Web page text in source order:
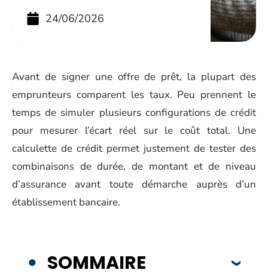
24/06/2026
Avant de signer une offre de prêt, la plupart des
emprunteurs comparent les taux. Peu prennent le
temps de simuler plusieurs configurations de crédit
pour mesurer l’écart réel sur le coût total. Une
calculette de crédit permet justement de tester des
combinaisons de durée, de montant et de niveau
d’assurance avant toute démarche auprès d’un
établissement bancaire.
SOMMAIRE